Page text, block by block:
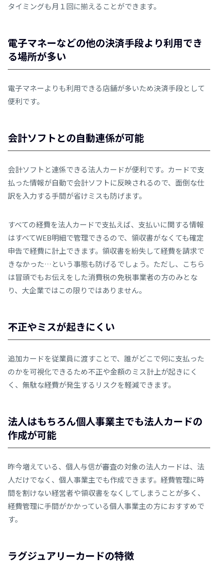
タイミングも月１回に揃えることができます。
電子マネーなどの他の決済手段より利用でき
る場所が多い
電子マネーよりも利用できる店舗が多いため決済手段として
便利です。
会計ソフトとの自動連係が可能
会計ソフトと連係できる法人カードが便利です。カードで支
払った情報が自動で会計ソフトに反映されるので、面倒な仕
訳を入力する手間が省けミスも防げます。
すべての経費を法人カードで支払えば、支払いに関する情報
はすべてWEB明細で管理できるので、領収書がなくても確定
申告で経費に計上できます。領収書を紛失して経費を請求で
きなかった…という事態も防げるでしょう。ただし、こちら
は冒頭でもお伝えをした消費税の免税事業者の方のみとな
り、大企業ではこの限りではありません。
不正やミスが起きにくい
追加カードを従業員に渡すことで、誰がどこで何に支払った
のかを可視化できるため不正や金額のミス計上が起きにく
く、無駄な経費が発生するリスクを軽減できます。
法人はもちろん個人事業主でも法人カードの
作成が可能
昨今増えている、個人与信が審査の対象の法人カードは、法
人だけでなく、個人事業主でも作成できます。経費管理に時
間を割けない経営者や領収書をなくしてしまうことが多く、
経費管理に手間がかかっている個人事業主の方におすすめで
す。
ラグジュアリーカードの特徴